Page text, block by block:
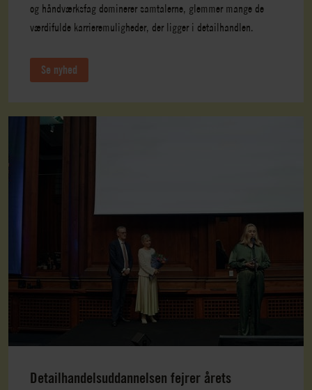
og håndværksfag dominerer samtalerne, glemmer mange de
værdifulde karrieremuligheder, der ligger i detailhandlen.
Se nyhed
Detailhandelsuddannelsen fejrer årets